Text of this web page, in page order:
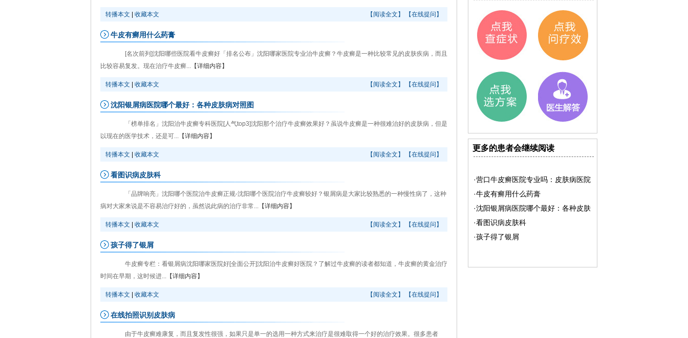
转播本文 收藏本文 【阅读全文】 【在线提问】
牛皮有癣用什么药膏
[名次前列]沈阳哪些医院看牛皮癣好「排名公布」沈阳哪家医院专业治牛皮癣？牛皮癣是一种比较常见的皮肤疾病，而且
比较容易复发。现在治疗牛皮癣... 【详细内容】
转播本文 收藏本文 【阅读全文】 【在线提问】
沈阳银屑病医院哪个最好：各种皮肤病对照图
「榜单排名」沈阳治牛皮癣专科医院[人气top3]沈阳那个治疗牛皮癣效果好？虽说牛皮癣是一种很难治好的皮肤病，但是
以现在的医学技术，还是可... 【详细内容】
转播本文 收藏本文 【阅读全文】 【在线提问】
看图识病皮肤科
「品牌响亮」沈阳哪个医院治牛皮癣正规-沈阳哪个医院治疗牛皮癣较好？银屑病是大家比较熟悉的一种慢性病了，这种
病对大家来说是不容易治疗好的，虽然说此病的治疗非常... 【详细内容】
转播本文 收藏本文 【阅读全文】 【在线提问】
孩子得了银屑
牛皮癣专栏：看银屑病沈阳哪家医院好[全面公开]沈阳治牛皮癣好医院？了解过牛皮癣的读者都知道，牛皮癣的黄金治疗
时间在早期，这时候进... 【详细内容】
转播本文 收藏本文 【阅读全文】 【在线提问】
在线拍照识别皮肤病
由于牛皮癣难康复，而且复发性很强，如果只是单一的选用一种方式来治疗是很难取得一个好的治疗效果。很多患者
更多的患者会继续阅读
·营口牛皮癣医院专业吗：皮肤病医院
·牛皮有癣用什么药膏
·沈阳银屑病医院哪个最好：各种皮肤
·看图识病皮肤科
·孩子得了银屑